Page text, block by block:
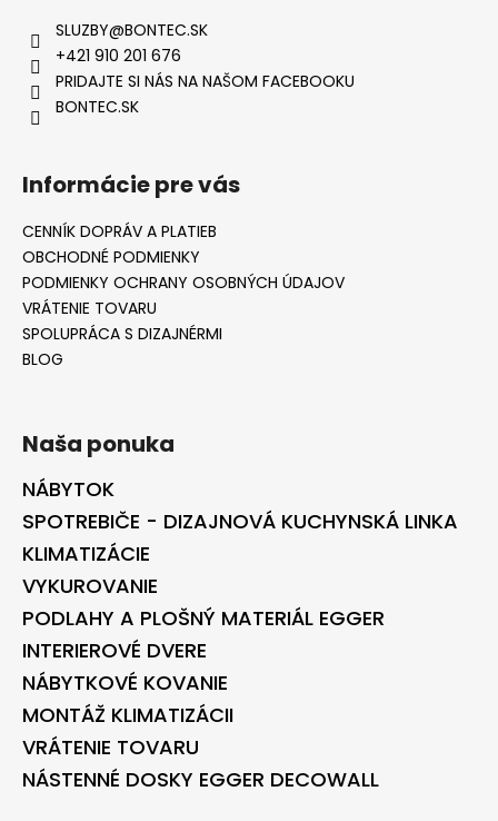
SLUZBY@BONTEC.SK
+421 910 201 676
PRIDAJTE SI NÁS NA NAŠOM FACEBOOKU
BONTEC.SK
Informácie pre vás
CENNÍK DOPRÁV A PLATIEB
OBCHODNÉ PODMIENKY
PODMIENKY OCHRANY OSOBNÝCH ÚDAJOV
VRÁTENIE TOVARU
SPOLUPRÁCA S DIZAJNÉRMI
BLOG
Naša ponuka
NÁBYTOK
SPOTREBIČE - DIZAJNOVÁ KUCHYNSKÁ LINKA
KLIMATIZÁCIE
VYKUROVANIE
PODLAHY A PLOŠNÝ MATERIÁL EGGER
INTERIEROVÉ DVERE
NÁBYTKOVÉ KOVANIE
MONTÁŽ KLIMATIZÁCII
VRÁTENIE TOVARU
NÁSTENNÉ DOSKY EGGER DECOWALL